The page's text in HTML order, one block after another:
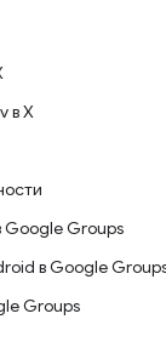
в X
Groups
в Google
Groups